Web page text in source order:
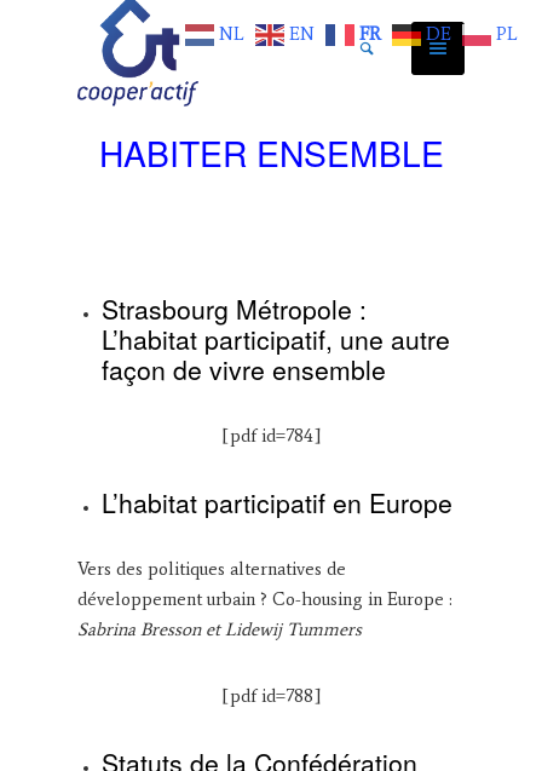
HABITER ENSEMBLE
Strasbourg Métropole :
L’habitat participatif, une autre
façon de vivre ensemble
[pdf id=784]
L’habitat participatif en Europe
Vers des politiques alternatives de
développement urbain ? Co-housing in Europe :
Sabrina Bresson et Lidewij Tummers
[pdf id=788]
Statuts de la Confédération
NL EN FR DE PL